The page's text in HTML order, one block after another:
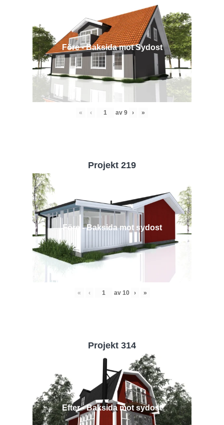
Före - Baksida mot Sydost
« ‹ av 9 › »
Projekt 219
Före - Baksida mot sydost
« ‹ av 10 › »
Projekt 314
Efter - Baksida mot sydost